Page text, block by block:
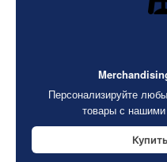
Персонализируйте
товары с